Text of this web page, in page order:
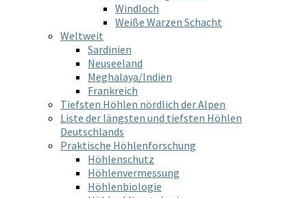
Windloch
Weiße Warzen Schacht
Weltweit
Sardinien
Neuseeland
Meghalaya/Indien
Frankreich
Tiefsten Höhlen nördlich der Alpen
Liste der längsten und tiefsten Höhlen
Deutschlands
Praktische Höhlenforschung
Höhlenschutz
Höhlenvermessung
Höhlenbiologie